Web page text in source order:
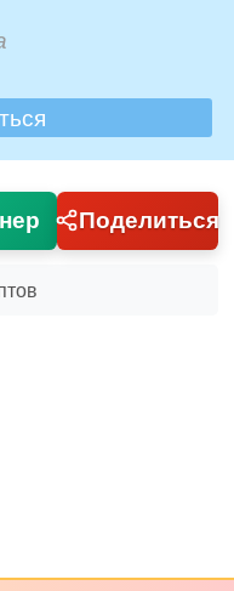
Поделиться